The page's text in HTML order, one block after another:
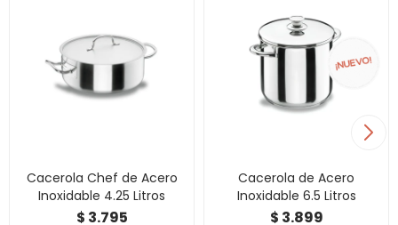
Cacerola Chef de Acero
Inoxidable 4.25 Litros
$ 3.795
Cacerola de Acero
Inoxidable 6.5 Litros
$ 3.899